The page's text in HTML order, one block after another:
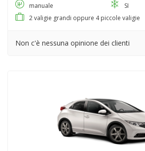
manuale
SI
2 valigie grandi oppure 4 piccole valigie
Non c'è nessuna opinione dei clienti